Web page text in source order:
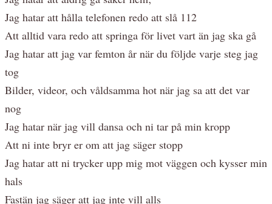
Jag hatar att hålla telefonen redo att slå 112
Att alltid vara redo att springa för livet vart än jag ska gå
Jag hatar att jag var femton år när du följde varje steg jag
tog
Bilder, videor, och våldsamma hot när jag sa att det var
nog
Jag hatar när jag vill dansa och ni tar på min kropp
Att ni inte bryr er om att jag säger stopp
Jag hatar att ni trycker upp mig mot väggen och kysser min
hals
Fastän jag säger att jag inte vill alls